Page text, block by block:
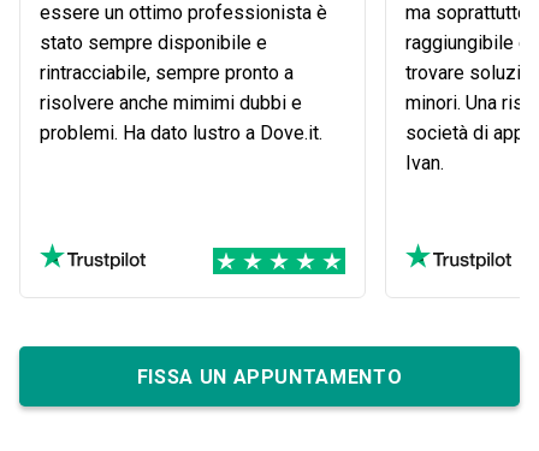
essere un ottimo professionista è
stato sempre disponibile e
rintracciabile, sempre pronto a
risolvere anche mimimi dubbi e
problemi. Ha dato lustro a Dove.it.
ma soprattutto
raggiungibile e
trovare
minori. Una
società di
Ivan.
FISSA UN APPUNTAMENTO